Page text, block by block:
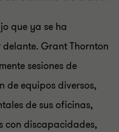
que ya se ha
Grant Thornton
sesiones de
de equipos diversos,
de sus oficinas,
con discapacidades,